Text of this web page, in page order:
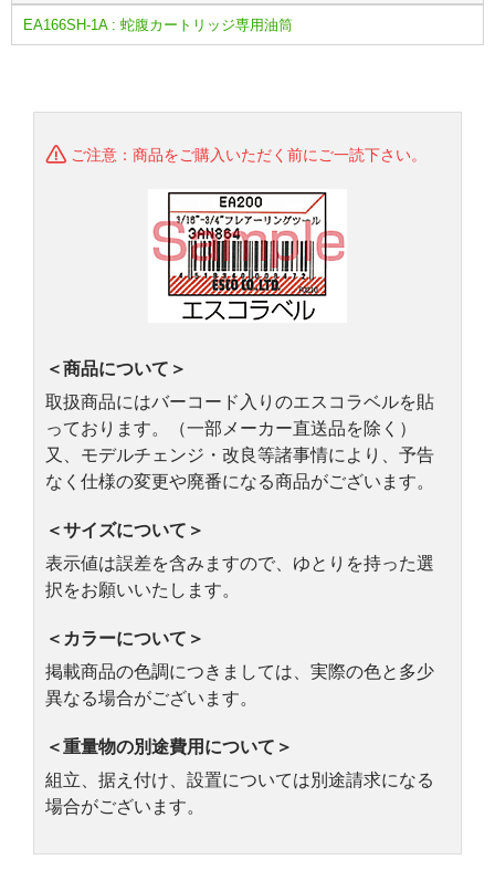
EA166SH-1A : 蛇腹カートリッジ専用油筒
ご注意：商品をご購入いただく前にご一読下さい。
＜商品について＞
取扱商品にはバーコード入りのエスコラベルを貼
っております。（一部メーカー直送品を除く）
又、モデルチェンジ・改良等諸事情により、予告
なく仕様の変更や廃番になる商品がございます。
＜サイズについて＞
表示値は誤差を含みますので、ゆとりを持った選
択をお願いいたします。
＜カラーについて＞
掲載商品の色調につきましては、実際の色と多少
異なる場合がございます。
＜重量物の別途費用について＞
組立、据え付け、設置については別途請求になる
場合がございます。